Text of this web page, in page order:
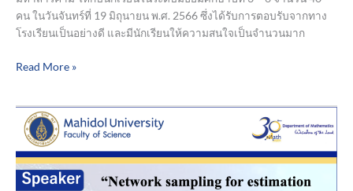
คน ในวันจันทร์ที่ 19 มิถุนายน พ.ศ. 2566 ซึ่งได้รับการตอบรับจากทาง
โรงเรียนเป็นอย่างดี และมีนักเรียนให้ความสนใจเป็นจำนวนมาก
Read More »
Special
Seminar
by
Prof.
Dr.